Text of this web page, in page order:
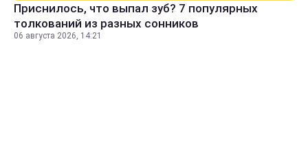
Приснилось, что выпал зуб? 7 популярных
толкований из разных сонников
06 августа 2026, 14:21